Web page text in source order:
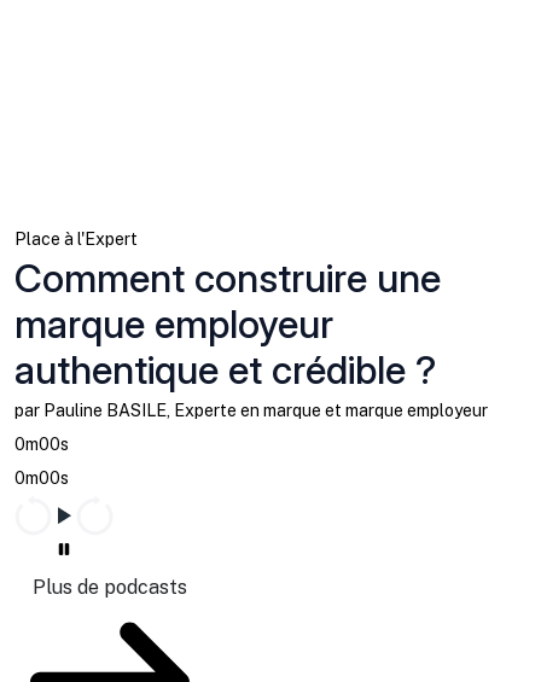
Place à l'Expert
Comment construire une
marque employeur
authentique et crédible ?
par Pauline BASILE, Experte en marque et marque employeur
0m00s
0m00s
Plus de podcasts